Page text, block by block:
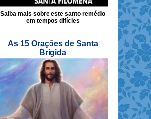
Saiba mais sobre este santo remédio
em tempos difícies
As 15 Orações de Santa
Brígida